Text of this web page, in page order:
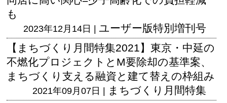
も
2023年12月14日 | ユーザー版特別増刊号
【まちづくり月間特集2021】東京・中延の
不燃化プロジェクトとM要除却の基準案、
まちづくり支える融資と建て替えの枠組み
2021年09月07日 | まちづくり月間特集